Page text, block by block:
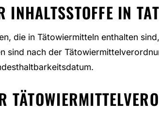
IN
die in Tätowiermitteln enthalten
sind nach der